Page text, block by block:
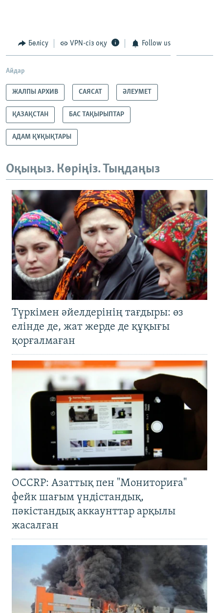
Бөлісу VPN-сіз оқу Follow us
Айдар
ЖАЛПЫ АРХИВ САЯСАТ ӘЛЕУМЕТ
ҚАЗАҚСТАН БАС ТАҚЫРЫПТАР
АДАМ ҚҰҚЫҚТАРЫ
Оқыңыз. Көріңіз. Тыңдаңыз
Түркімен әйелдерінің тағдыры: өз
елінде де, жат жерде де құқығы
қорғалмаған
OCCRP: Азаттық пен "Мониториға"
фейк шағым үндістандық,
пәкістандық аккаунттар арқылы
жасалған